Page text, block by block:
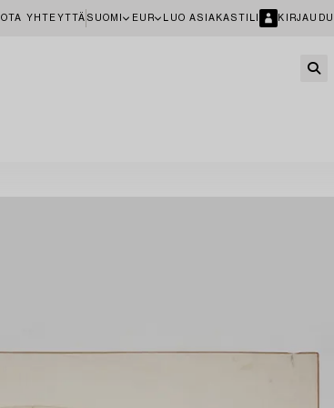
OTA YHTEYTTÄ SUOMI EUR LUO ASIAKASTILI KIRJAUDU